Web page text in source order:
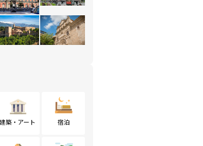
建築・アート 宿泊